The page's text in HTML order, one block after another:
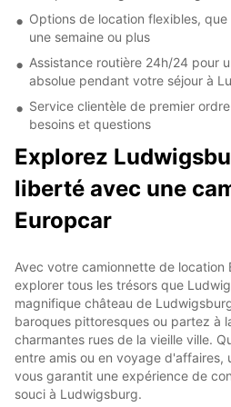
Options de location flexibles,
une semaine ou plus
Assistance routière 24h/24 pour
absolue pendant votre séjour à
Service clientèle de premier
besoins et questions
Explorez
liberté avec une
Europcar
Avec votre camionnette de location
explorer tous les trésors que
magnifique château de
baroques pittoresques ou partez à
charmantes rues de la vieille ville.
entre amis ou en voyage d'affaires,
vous garantit une expérience de
souci à Ludwigsburg.